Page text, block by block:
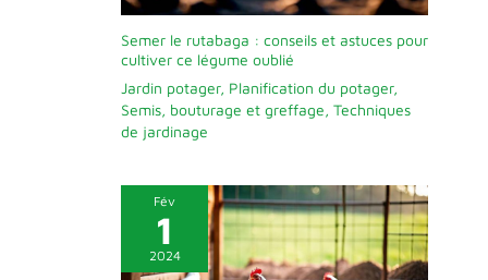
Semer le rutabaga : conseils et astuces pour
cultiver ce légume oublié
Jardin potager, Planification du potager,
Semis, bouturage et greffage, Techniques
de jardinage
Fév
1
2024